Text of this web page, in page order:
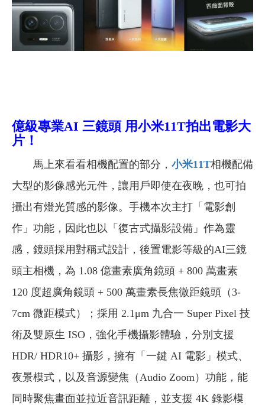
億級專業AI 三鏡頭 用小米11T拍出電影大
片！
馬上來看看相機配置的部分， 小米11T相機配備
大型的影像感光元件，讓用戶即使在夜晚，也可拍
攝出有燈光質感的影像。手機本次主打「電影創
作」功能，因此也以「復古式攝影設備」作為靈
感，鏡頭採用對稱式設計，後置電影等級的AI三鏡
頭主相機，為 1.08 億畫素廣角鏡頭 + 800 萬畫素
120 度超廣角鏡頭 + 500 萬畫素長焦微距鏡頭（3-
7cm 微距模式）；採用 2.1μm 九合一 Super Pixel 技
術及雙原生 ISO，強化手機攝影體驗，分別支援
HDR/ HDR10+ 攝影，擁有「一鍵 AI 電影」模式、
夜景模式，以及音源變焦（Audio Zoom）功能，能
同時聚焦畫面並拉近音訊距離，並支援 4K 錄影模